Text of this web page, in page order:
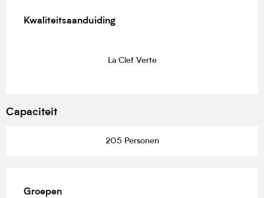
Kwaliteitsaanduiding
Kwaliteitsaanduiding
La Clef Verte
Capaciteit
205 Personen
Groepen
Groepen